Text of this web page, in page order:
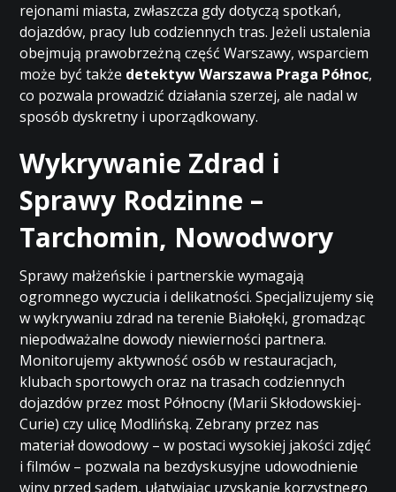
rejonami miasta, zwłaszcza gdy dotyczą spotkań,
dojazdów, pracy lub codziennych tras. Jeżeli ustalenia
obejmują prawobrzeżną część Warszawy, wsparciem
może być także detektyw Warszawa Praga Północ,
co pozwala prowadzić działania szerzej, ale nadal w
sposób dyskretny i uporządkowany.
Wykrywanie Zdrad i
Sprawy Rodzinne –
Tarchomin, Nowodwory
Sprawy małżeńskie i partnerskie wymagają
ogromnego wyczucia i delikatności. Specjalizujemy się
w wykrywaniu zdrad na terenie Białołęki, gromadząc
niepodważalne dowody niewierności partnera.
Monitorujemy aktywność osób w restauracjach,
klubach sportowych oraz na trasach codziennych
dojazdów przez most Północny (Marii Skłodowskiej-
Curie) czy ulicę Modlińską. Zebrany przez nas
materiał dowodowy – w postaci wysokiej jakości zdjęć
i filmów – pozwala na bezdyskusyjne udowodnienie
winy przed sądem, ułatwiając uzyskanie korzystnego